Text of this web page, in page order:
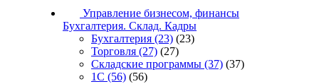
Управление бизнесом, финансы
Бухгалтерия. Склад. Кадры
Бухгалтерия (23) (23)
Торговля (27) (27)
Складские программы (37) (37)
1С (56) (56)